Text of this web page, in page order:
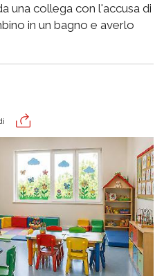
una collega con l'accusa di
in un bagno e averlo